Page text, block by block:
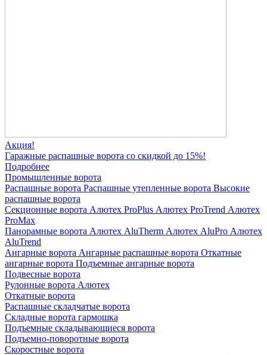
Акция!
Гаражные распашные ворота со скидкой до 15%!
Подробнее
Промышленные ворота
Распашные ворота Распашные утепленные ворота Высокие
распашные ворота
Секционные ворота Алютех ProPlus Алютех ProTrend Алютех
ProMax
Панорамные ворота Алютех AluTherm Алютех AluPro Алютех
AluTrend
Ангарные ворота Ангарные распашные ворота Откатные
ангарные ворота Подъемные ангарные ворота
Подвесные ворота
Рулонные ворота Алютех
Откатные ворота
Распашные складчатые ворота
Складные ворота гармошка
Подъемные складывающиеся ворота
Подъемно-поворотные ворота
Скоростные ворота